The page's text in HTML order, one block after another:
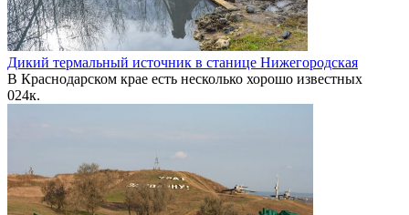
Дикий термальный источник в станице Нижегородская
В Краснодарском крае есть несколько хорошо известных
024к.